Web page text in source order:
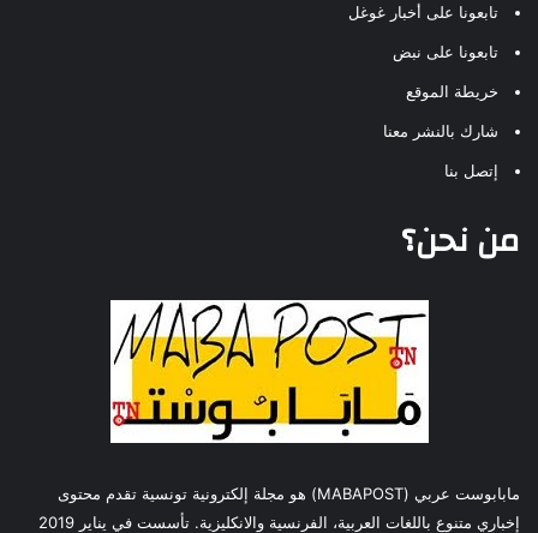
تابعونا على أخبار غوغل
تابعونا على نبض
خريطة الموقع
شارك بالنشر معنا
إتصل بنا
من نحن؟
مابابوست عربي (MABAPOST) هو مجلة إلكترونية تونسية تقدم محتوى
إخباري متنوع باللغات العربية، الفرنسية والانكليزية. تأسست في يناير 2019